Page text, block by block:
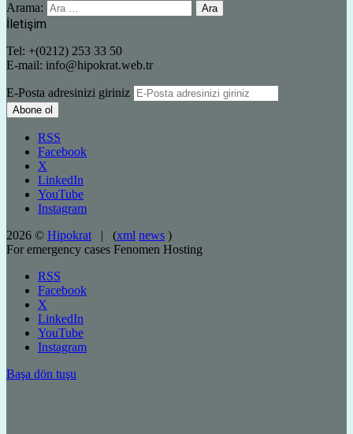
Arama:
İletişim
Tel: +(0212) 253 33 50
E-mail: info@hipokrat.web.tr
E-Posta adresinizi giriniz
RSS
Facebook
X
LinkedIn
YouTube
Instagram
2026 © Hipokrat | (xml news )
For emergency cases Fenomen Hosting
RSS
Facebook
X
LinkedIn
YouTube
Instagram
Başa dön tuşu